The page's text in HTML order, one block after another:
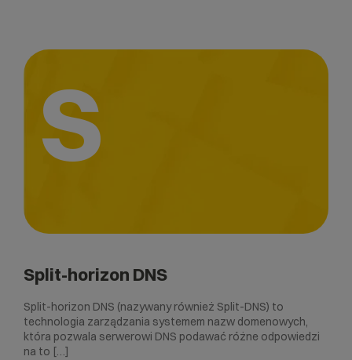
S
Split-horizon DNS
Split-horizon DNS (nazywany również Split-DNS) to
technologia zarządzania systemem nazw domenowych,
która pozwala serwerowi DNS podawać różne odpowiedzi
na to […]